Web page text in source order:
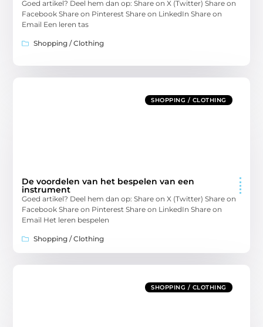
Goed artikel? Deel hem dan op: Share on X (Twitter) Share on
Facebook Share on Pinterest Share on LinkedIn Share on
Email Een leren tas
Shopping / Clothing
SHOPPING / CLOTHING
De voordelen van het bespelen van een
instrument
Goed artikel? Deel hem dan op: Share on X (Twitter) Share on
Facebook Share on Pinterest Share on LinkedIn Share on
Email Het leren bespelen
Shopping / Clothing
SHOPPING / CLOTHING